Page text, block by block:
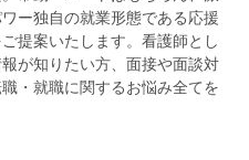
ー独自の就業形態である応援
提案いたします。看護師とし
が知りたい方、面接や面談対
・就職に関するお悩み全てを